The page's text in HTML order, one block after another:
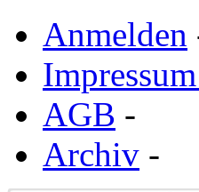
Anmelden
AGB -
Archiv -